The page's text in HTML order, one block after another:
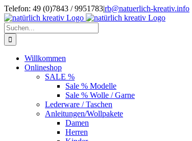
Zum
Inhalt
springen
Telefon: 49 (0)7843 / 9951783|rb@natuerlich-kreativ.info
Suche
nach:
Willkommen
Onlineshop
SALE %
Sale % Modelle
Sale % Wolle / Garne
Lederware / Taschen
Anleitungen/Wollpakete
Damen
Herren